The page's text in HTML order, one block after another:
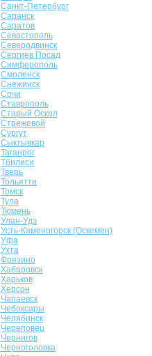
Санкт-Петербург
Саранск
Саратов
Севастополь
Северодвинск
Сергиев Посад
Симферополь
Смоленск
Снежинск
Сочи
Ставрополь
Старый Оскол
Стрежевой
Сургут
Сыктывкар
Таганрог
Тбилиси
Тверь
Тольятти
Томск
Тула
Тюмень
Улан-Удэ
Усть-Каменогорск (Оскемен)
Уфа
Ухта
Фрязино
Хабаровск
Харьков
Херсон
Чапаевск
Чебоксары
Челябинск
Череповец
Чернигов
Черноголовка